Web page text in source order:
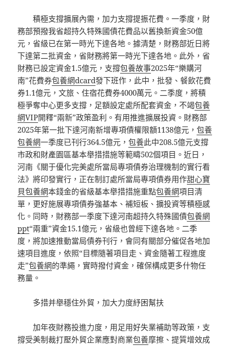
積極支撐擴展內需，加力支撐提振花費。一季度，財
務部預撥我省超持久特殊國債花費品以舊換新資金50億
元，省級已在第一時光下達各地。據清楚，財務部近日將
下達第二批資金，省財務將第一時光下達各地。此外，省
財務已設定資金1.5億元，支撐包養故事2025年“樂購河
南”花費券包養網dcard發下班作，此中，批發、餐飲花費
券1.1億元，文旅、住宿花費券4000萬元。二季度，將積
極爭奪中心更多支撐，足額設定處所配套資金，不竭包養
網VIP開釋“兩新”政策盈利。有用推進擴展投資。財務部
2025年第一批下達河南新增專項債權限額1138億元，包養
包養網一季度已刊行364.5億元，包養此中208.5億元支撐
市政和財產園區基本舉措措施等範疇502個項目。近日，
河南《關于優化完美處所當局專項債券治理機制的實行看
法》將印發實行，正在制訂處所當局專項債券用作甜心寶
貝包養網本錢金的省級基本舉措措施重點包養網項目清
單，更好施展專項債券強基本、補短板、擴投資等積極感
化。同時，財務部一季度下達河南超持久特殊國債包養網
ppt“兩重”資金15.1億元，省級也曾經下達各地。二季
度，將加速推動當局債券刊行，會同有關部分催促各地加
速項目進度，依照“目標隨著項目走、資金隨著工程進度
走”包養網的準繩，實時撥付資金，確保構成更多什物任
務量。
多措并舉穩住外貿，加大力度紓困幫扶
加年夜財務投進力度，用足用好失業補助等政策，支
撐受美制裁打壓外貿企業應對商業包養摩擦、提質增效成